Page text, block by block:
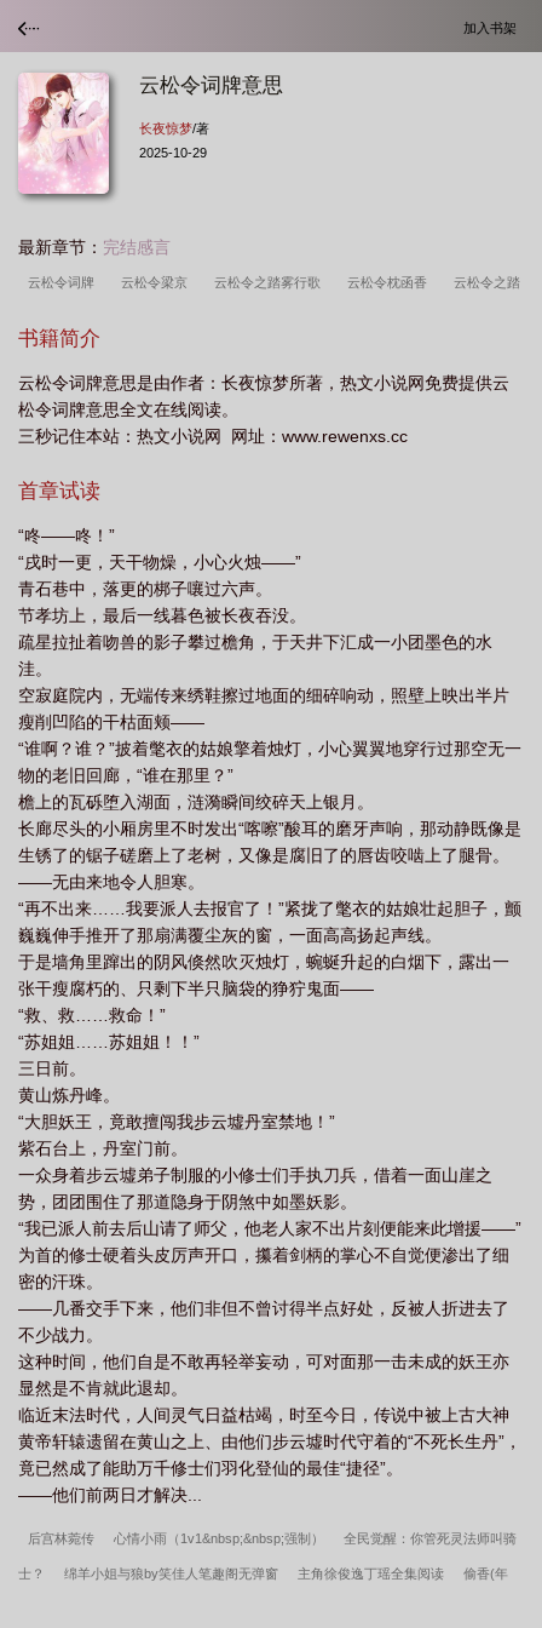
加入书架
云松令词牌意思
长夜惊梦/著
2025-10-29
最新章节： 完结感言
云松令词牌 云松令梁京 云松令之踏雾行歌 云松令枕函香 云松令之踏
词牌格律
的详细解释
书籍简介
云松令词牌意思是由作者：长夜惊梦所著，热文小说网免费提供云
松令词牌意思全文在线阅读。
三秒记住本站：热文小说网 网址：www.rewenxs.cc
首章试读
“咚——咚！”
“戌时一更，天干物燥，小心火烛——”
青石巷中，落更的梆子嚷过六声。
节孝坊上，最后一线暮色被长夜吞没。
疏星拉扯着吻兽的影子攀过檐角，于天井下汇成一小团墨色的水
洼。
空寂庭院内，无端传来绣鞋擦过地面的细碎响动，照壁上映出半片
瘦削凹陷的干枯面颊——
“谁啊？谁？”披着氅衣的姑娘擎着烛灯，小心翼翼地穿行过那空无一
物的老旧回廊，“谁在那里？”
檐上的瓦砾堕入湖面，涟漪瞬间绞碎天上银月。
长廊尽头的小厢房里不时发出“喀嚓”酸耳的磨牙声响，那动静既像是
生锈了的锯子磋磨上了老树，又像是腐旧了的唇齿咬啮上了腿骨。
——无由来地令人胆寒。
“再不出来……我要派人去报官了！”紧拢了氅衣的姑娘壮起胆子，颤
巍巍伸手推开了那扇满覆尘灰的窗，一面高高扬起声线。
于是墙角里蹿出的阴风倏然吹灭烛灯，蜿蜒升起的白烟下，露出一
张干瘦腐朽的、只剩下半只脑袋的狰狞鬼面——
“救、救……救命！”
“苏姐姐……苏姐姐！！”
三日前。
黄山炼丹峰。
“大胆妖王，竟敢擅闯我步云墟丹室禁地！”
紫石台上，丹室门前。
一众身着步云墟弟子制服的小修士们手执刀兵，借着一面山崖之
势，团团围住了那道隐身于阴煞中如墨妖影。
“我已派人前去后山请了师父，他老人家不出片刻便能来此增援——”
为首的修士硬着头皮厉声开口，攥着剑柄的掌心不自觉便渗出了细
密的汗珠。
——几番交手下来，他们非但不曾讨得半点好处，反被人折进去了
不少战力。
这种时间，他们自是不敢再轻举妄动，可对面那一击未成的妖王亦
显然是不肯就此退却。
临近末法时代，人间灵气日益枯竭，时至今日，传说中被上古大神
黄帝轩辕遗留在黄山之上、由他们步云墟时代守着的“不死长生丹”，
竟已然成了能助万千修士们羽化登仙的最佳“捷径”。
——他们前两日才解决...
后宫林菀传 心情小雨（1v1&nbsp;&nbsp;强制） 全民觉醒：你管死灵法师叫骑
士？ 绵羊小姐与狼by笑佳人笔趣阁无弹窗 主角徐俊逸丁瑶全集阅读 偷香(年